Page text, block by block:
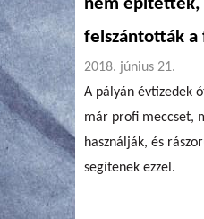
nem építették,
felszántották a
2018. június 21.
A pályán évtizedek
már profi meccset,
használják, és
segítenek ezzel.